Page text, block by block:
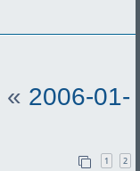
« 2006-01-
1 2